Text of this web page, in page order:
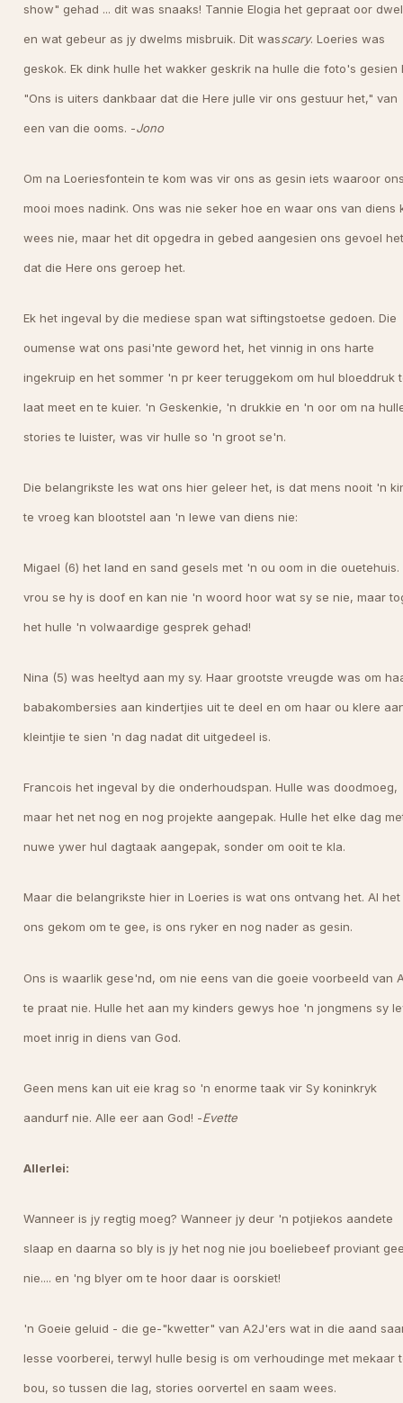
show" gehad ... dit was snaaks! Tannie Elogia het gepraat oor
en wat gebeur as jy dwelms misbruik. Dit wasscary. Loeries was
geskok. Ek dink hulle het wakker geskrik na hulle die foto's gesien
"Ons is uiters dankbaar dat die Here julle vir ons gestuur het," van
een van die ooms. -Jono
Om na Loeriesfontein te kom was vir ons as gesin iets waaroor
mooi moes nadink. Ons was nie seker hoe en waar ons van diens
wees nie, maar het dit opgedra in gebed aangesien ons gevoel het
dat die Here ons geroep het.
Ek het ingeval by die mediese span wat siftingstoetse gedoen. Die
oumense wat ons pasi'nte geword het, het vinnig in ons harte
ingekruip en het sommer 'n pr keer teruggekom om hul bloeddruk
laat meet en te kuier. 'n Geskenkie, 'n drukkie en 'n oor om na
stories te luister, was vir hulle so 'n groot se'n.
Die belangrikste les wat ons hier geleer het, is dat mens nooit 'n
te vroeg kan blootstel aan 'n lewe van diens nie:
Migael (6) het land en sand gesels met 'n ou oom in die ouetehuis.
vrou se hy is doof en kan nie 'n woord hoor wat sy se nie, maar
het hulle 'n volwaardige gesprek gehad!
Nina (5) was heeltyd aan my sy. Haar grootste vreugde was om
babakombersies aan kindertjies uit te deel en om haar ou klere
kleintjie te sien 'n dag nadat dit uitgedeel is.
Francois het ingeval by die onderhoudspan. Hulle was doodmoeg,
maar het net nog en nog projekte aangepak. Hulle het elke dag
nuwe ywer hul dagtaak aangepak, sonder om ooit te kla.
Maar die belangrikste hier in Loeries is wat ons ontvang het. Al het
ons gekom om te gee, is ons ryker en nog nader as gesin.
Ons is waarlik gese'nd, om nie eens van die goeie voorbeeld van
te praat nie. Hulle het aan my kinders gewys hoe 'n jongmens sy
moet inrig in diens van God.
Geen mens kan uit eie krag so 'n enorme taak vir Sy koninkryk
aandurf nie. Alle eer aan God! -Evette
Allerlei:
Wanneer is jy regtig moeg? Wanneer jy deur 'n potjiekos aandete
slaap en daarna so bly is jy het nog nie jou boeliebeef proviant
nie.... en 'ng blyer om te hoor daar is oorskiet!
'n Goeie geluid - die ge-"kwetter" van A2J'ers wat in die aand
lesse voorberei, terwyl hulle besig is om verhoudinge met mekaar
bou, so tussen die lag, stories oorvertel en saam wees.